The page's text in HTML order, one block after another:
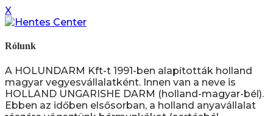
X
Rólunk
A HOLUNDARM Kft-t 1991-ben alapították holland
magyar vegyesvállalatként. Innen van a neve is
HOLLAND UNGARISHE DARM (holland-magyar-bél).
Ebben az időben elsősorban, a holland anyavállalat